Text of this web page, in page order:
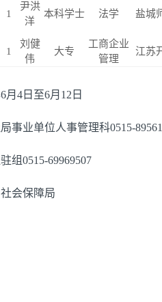
1
尹洪
洋
本科学士 法学 盐城
1
刘健
伟
大专
工商企业
管理
江苏
月4日至6月12日
事业单位人事管理科0515-
组0515-69969507
会保障局